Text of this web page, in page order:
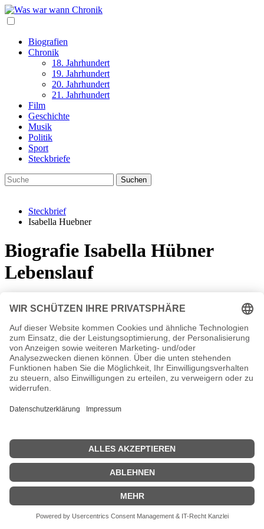
Biografien
Chronik
18. Jahrhundert
19. Jahrhundert
20. Jahrhundert
21. Jahrhundert
Film
Geschichte
Musik
Politik
Sport
Steckbriefe
Steckbrief
Isabella Huebner
Biografie Isabella Hübner
Lebenslauf
8. Juni 1966in München
Ihre Ausbildung absolvierte Isabella Hübner an der
Schauspielschule Gmelin in München. Am Theater Heilbronn
bekam sie ihr erstes Engagement. Es folgten weitere Theater-
Engagements, beispielsweise in Baden-Baden, Aachen und
München. Einem breiten Publikum wurde sie durch ihre Rolle der
Dr. Lisa Busch in der TV-Serie „Marienhof“ bekannt. Seit 2015
spielt sie die Beatrice Hofer in der ARD-Telenovela „Sturm der
Kinder etc.
n.n.v. - Die offizielle Isabella Hübner Homepage
Movies Isabella Hübner Filme
| Biografie kurz |Personen| Impressum|